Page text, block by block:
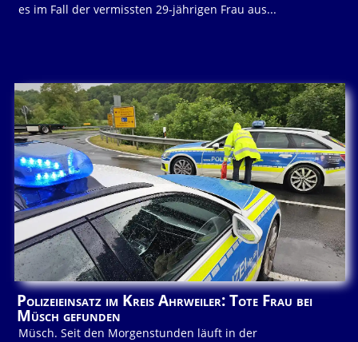
es im Fall der vermissten 29-jährigen Frau aus...
Polizeieinsatz im Kreis Ahrweiler: Tote Frau bei
Müsch gefunden
Müsch. Seit den Morgenstunden läuft in der